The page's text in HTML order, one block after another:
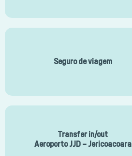
Seguro de viagem
Transfer in/out
Aeroporto JJD – Jericoacoara